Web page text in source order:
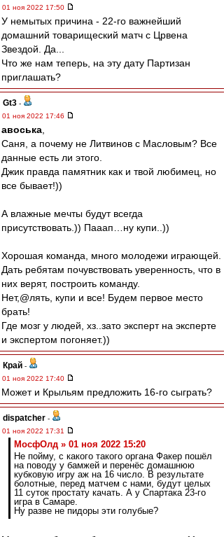
01 ноя 2022 17:50
У немытых причина - 22-го важнейший
домашний товарищеский матч с Црвена
Звездой. Да...
Что же нам теперь, на эту дату Партизан
приглашать?
Gt3 -
01 ноя 2022 17:46
авоська
Саня, а почему не Литвинов с Масловым? Все
данные есть ли этого.
Джик правда памятник как и твой любимец, но
все бывает!))
А влажные мечты будут всегда
присутствовать.)) Пааап…ну купи..))
Хорошая команда, много молодежи играющей.
Дать ребятам почувствовать уверенность, что в
них верят, построить команду.
Нет,@лять, купи и все! Будем первое место
брать!
Где мозг у людей, хз..зато эксперт на эксперте
и экспертом погоняет.))
Край -
01 ноя 2022 17:40
Может и Крыльям предложить 16-го сыграть?
dispatcher -
01 ноя 2022 17:31
МосфОлд » 01 ноя 2022 15:20
Не пойму, с какого такого органа Факер пошёл
на поводу у бамжей и перенёс домашнюю
кубковую игру аж на 16 число. В результате
болотные, перед матчем с нами, будут целых
11 суток простату качать. А у Спартака 23-го
игра в Самаре.
Ну разве не пидоры эти голубые?